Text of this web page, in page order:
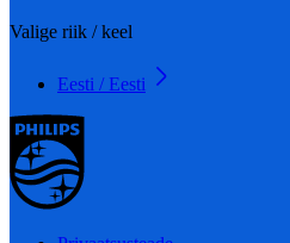
Valige riik / keel
Eesti / Eesti